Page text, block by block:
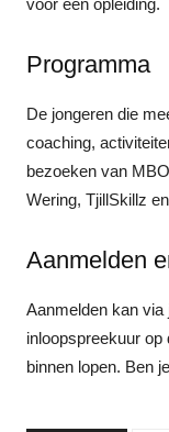
voor een opleiding.
Programma
De jongeren die
coaching,
bezoeken van
Wering, TjillSkillz
Aanmelden
Aanmelden kan via
inloopspreekuur op
binnen lopen. Ben